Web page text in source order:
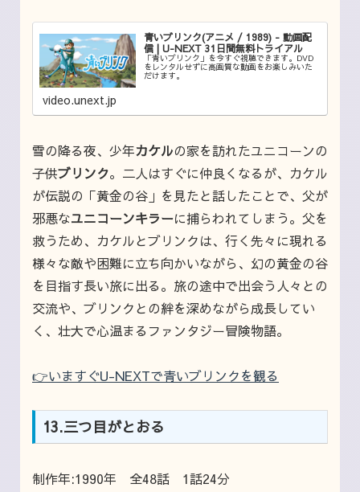
青いブリンク(アニメ / 1989) - 動画配
信 | U-NEXT 31日間無料トライアル
「青いブリンク」を今すぐ視聴できます。DVD
をレンタルせずに高画質な動画をお楽しみいた
だけます。
video.unext.jp
雪の降る夜、少年カケルの家を訪れたユニコーンの
子供ブリンク。二人はすぐに仲良くなるが、カケル
が伝説の「黄金の谷」を見たと話したことで、父が
邪悪なユニコーンキラーに捕らわれてしまう。父を
救うため、カケルとブリンクは、行く先々に現れる
様々な敵や困難に立ち向かいながら、幻の黄金の谷
を目指す長い旅に出る。旅の途中で出会う人々との
交流や、ブリンクとの絆を深めながら成長してい
く、壮大で心温まるファンタジー冒険物語。
👉いますぐU-NEXTで青いブリンクを観る
13.三つ目がとおる
制作年:1990年 全48話 1話24分